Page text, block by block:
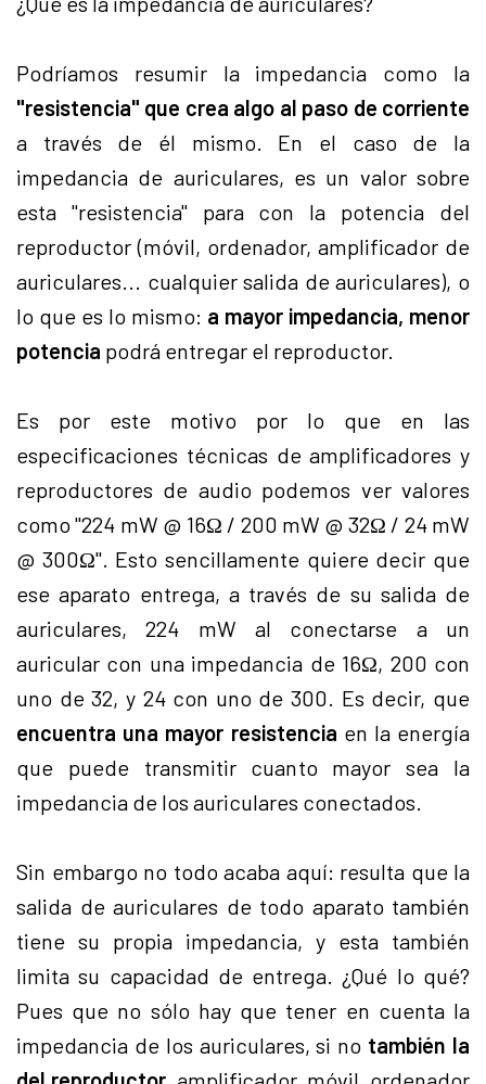
Podríamos resumir la impedancia como la
"resistencia" que crea algo al paso de corriente
a través de él mismo. En el caso de la
impedancia de auriculares, es un valor sobre
esta "resistencia" para con la potencia del
reproductor (móvil, ordenador, amplificador de
auriculares... cualquier salida de auriculares), o
lo que es lo mismo: a mayor impedancia, menor
potencia podrá entregar el reproductor.
Es por este motivo por lo que en las
especificaciones técnicas de amplificadores y
reproductores de audio podemos ver valores
como "224 mW @ 16Ω / 200 mW @ 32Ω / 24 mW
@ 300Ω". Esto sencillamente quiere decir que
ese aparato entrega, a través de su salida de
auriculares, 224 mW al conectarse a un
auricular con una impedancia de 16Ω, 200 con
uno de 32, y 24 con uno de 300. Es decir, que
encuentra una mayor resistencia en la energía
que puede transmitir cuanto mayor sea la
impedancia de los auriculares conectados.
Sin embargo no todo acaba aquí: resulta que la
salida de auriculares de todo aparato también
tiene su propia impedancia, y esta también
limita su capacidad de entrega. ¿Qué lo qué?
Pues que no sólo hay que tener en cuenta la
impedancia de los auriculares, si no también la